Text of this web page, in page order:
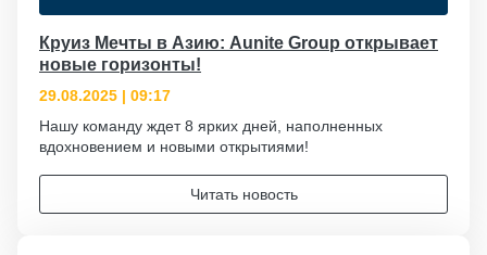
Круиз Мечты в Азию: Aunite Group открывает
новые горизонты!
29.08.2025 | 09:17
Нашу команду ждет 8 ярких дней, наполненных
вдохновением и новыми открытиями!
Читать новость